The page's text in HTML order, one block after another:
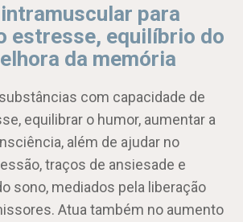
para
estresse, equilíbrio do
da memória
com capacidade de
equilibrar o humor, aumentar a
além de ajudar no
traços de ansiesade e
sono, mediados pela liberação
Atua também no aumento